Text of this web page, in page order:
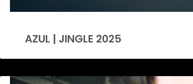
AZUL | JINGLE 2025